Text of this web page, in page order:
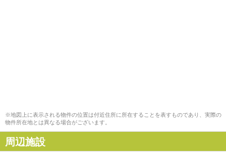
※地図上に表示される物件の位置は付近住所に所在することを表すものであり、実際の
物件所在地とは異なる場合がございます。
周辺施設